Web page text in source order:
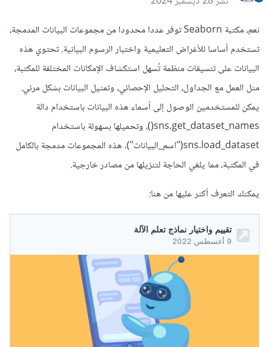
نعم، مكتبة Seaborn توفر عددا محدودا من مجموعات البيانات المدمجة،
تستخدم أساسا للأغراض التعليمية واختبار الرسوم البيانية. تحتوي هذه
البيانات على تنسيقات منظمة تُسهل استكشاف الإمكانات المختلفة للمكتبة،
مثل العمل مع الجداول، التحليل الإحصائي، وتمثيل البيانات بشكل مرئي.
يمكن للمستخدمين الوصول إلى أسماء هذه البيانات باستخدام دالة
sns.get_dataset_names()، وتحميلها بسهولة باستخدام
sns.load_dataset("اسم_البيانات"). هذه المجموعات مدمجة بالكامل
في المكتبة، مما يلغي الحاجة لتنزيلها من مصادر خارجية.
يمكنك التعرف أكثر عليها من هنا: